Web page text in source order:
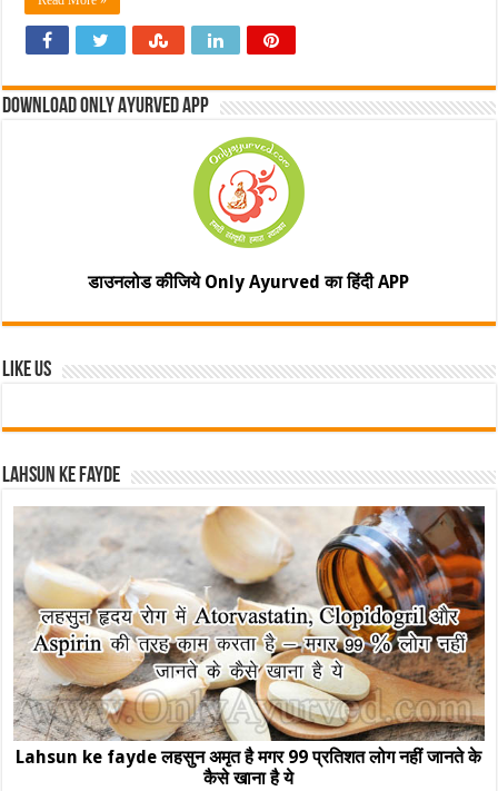
Download Only Ayurved App
डाउनलोड कीजिये Only Ayurved का हिंदी APP
Like Us
Lahsun ke fayde
Lahsun ke fayde लहसुन अमृत है मगर 99 प्रतिशत लोग नहीं जानते के
कैसे खाना है ये